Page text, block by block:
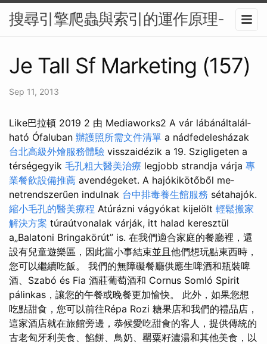
搜尋引擎爬蟲與索引的運作原理-
Je Tall Sf Marketing (157)
Sep 11, 2013
Like巴拉頓 2019 2 由 Mediaworks2 A vár lábánálta­­lál­­
ható Ófaluban 辦護照所需文件清單 a nádfedelesházak
台北高級外燴服務體驗 visszaidézik a 19. Szigligeten a
térségegyik 毛孔粗大醫美治療 legjobb strandja várja 專
業餐飲設備推薦 avendégeket. A hajókikötőből me­
netrendszerűen indulnak 台中排毒養生館服務 sétahajók.
縮小毛孔的醫美療程 Atúrázni vágyókat kijelölt 輕鬆搬家
解決方案 túraút­vo­nalak várják, itt halad keresztül
a„Balatoni Bringakörút” is. 在我們適合家庭的餐廳裡，還
設有兒童遊樂區，因此當小事結束並且他們想玩點東西時，
您可以繼續吃飯。 我們的無障礙餐廳供應生啤酒和瓶裝啤
酒、Szabó és Fia 酒莊葡萄酒和 Cornus Somló Spirit
pálinkas，讓您的午餐或晚餐更加愉快。 此外，如果您想
吃點甜食，您可以前往Répa Rozi 糖果店和我們的禮品店，
這家酒店就在旅館旁邊，恭候愛吃甜食的客人，提供傳統的
古老匈牙利美食、餡餅、鳥奶、罌粟籽濃湯和其他美食，以